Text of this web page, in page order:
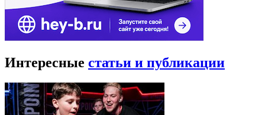
Интересные статьи и публикации